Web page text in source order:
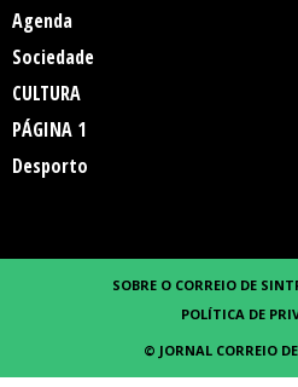
Agenda
Sociedade
CULTURA
PÁGINA 1
Desporto
SOBRE O CORREIO DE
POLÍTICA DE
© JORNAL CORREIO